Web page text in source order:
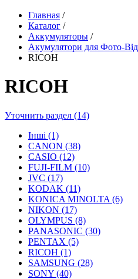
Главная /
Каталог /
Аккумуляторы /
Акумулятори для Фото-
RICOH
RICOH
Уточнить раздел (14)
Інші (1)
CANON (38)
CASIO (12)
FUJI-FILM (10)
JVC (17)
KODAK (11)
KONICA MINOLTA (6)
NIKON (17)
OLYMPUS (8)
PANASONIC (30)
PENTAX (5)
RICOH (1)
SAMSUNG (28)
SONY (40)